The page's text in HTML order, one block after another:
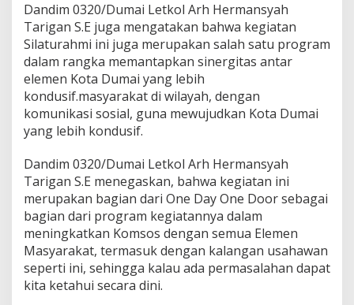
U
R
A
H
I
D
I
.
W
I
L
M
A
R
G
U
N
Dandim 0320/Dumai Letkol Arh Hermansyah
Tarigan S.E juga mengatakan bahwa kegiatan
Silaturahmi ini juga merupakan salah satu program
dalam rangka memantapkan sinergitas antar
elemen Kota Dumai yang lebih
kondusif.masyarakat di wilayah, dengan
komunikasi sosial, guna mewujudkan Kota Dumai
yang lebih kondusif.
Dandim 0320/Dumai Letkol Arh Hermansyah
Tarigan S.E menegaskan, bahwa kegiatan ini
merupakan bagian dari One Day One Door sebagai
bagian dari program kegiatannya dalam
meningkatkan Komsos dengan semua Elemen
Masyarakat, termasuk dengan kalangan usahawan
seperti ini, sehingga kalau ada permasalahan dapat
kita ketahui secara dini.